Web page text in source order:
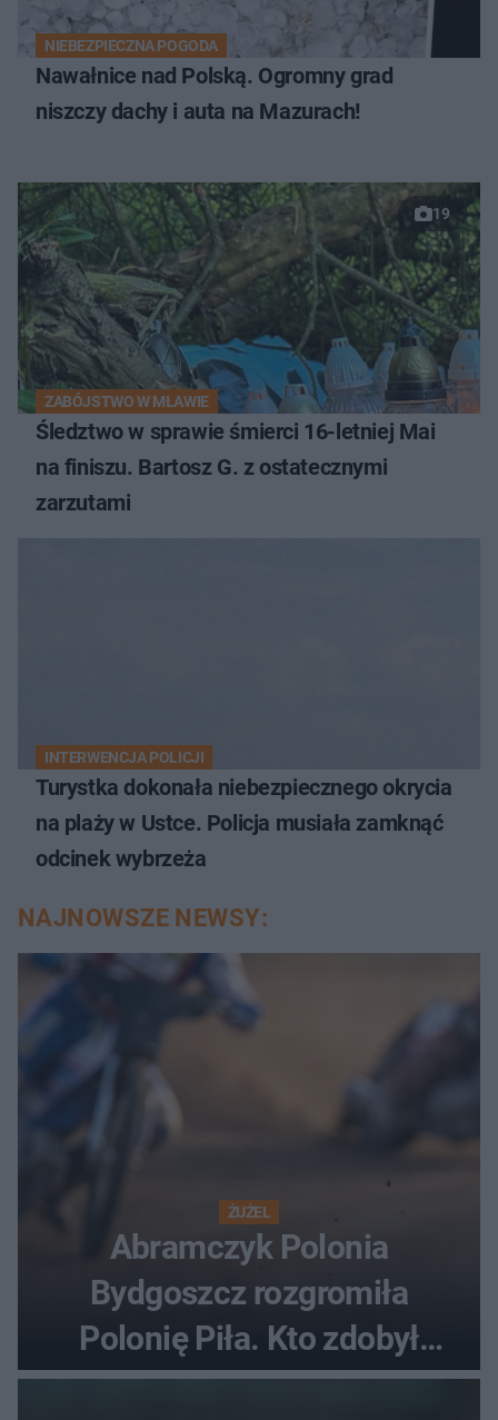
NIEBEZPIECZNA POGODA
Nawałnice nad Polską. Ogromny grad
niszczy dachy i auta na Mazurach!
19
ZABÓJSTWO W MŁAWIE
Śledztwo w sprawie śmierci 16-letniej Mai
na finiszu. Bartosz G. z ostatecznymi
zarzutami
INTERWENCJA POLICJI
Turystka dokonała niebezpiecznego okrycia
na plaży w Ustce. Policja musiała zamknąć
odcinek wybrzeża
NAJNOWSZE NEWSY:
ŻUŻEL
Abramczyk Polonia
Bydgoszcz rozgromiła
Polonię Piła. Kto zdobył
najwięcej punktów?